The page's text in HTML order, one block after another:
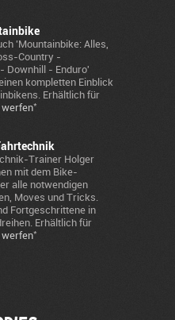
'Mountainbike: Alles,
Country -
Downhill - Enduro'
kompletten Einblick
Erhältlich für
werfen*
Trainer Holger
mit dem Bike-
alle notwendigen
Moves und Tricks.
Fortgeschrittene in
Erhältlich für
werfen*